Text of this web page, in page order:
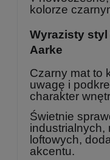
kolorze
Wyrazisty
Aarke
Czarny mat to
uwagę i
charakter
Świetnie
industrialnych,
loftowych,
akcentu.